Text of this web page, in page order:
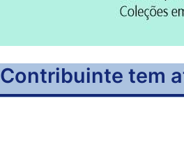
Contribuinte tem